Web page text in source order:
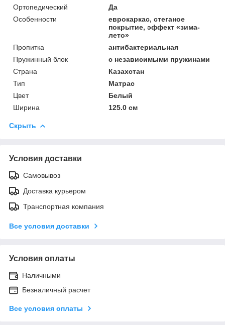
Ортопедический
Да
Особенности
еврокаркас, стеганое
покрытие, эффект «зима-
лето»
Пропитка
антибактериальная
Пружинный блок
с независимыми пружинами
Страна
Казахстан
Тип
Матрас
Цвет
Белый
Ширина
125.0 см
Скрыть
Условия доставки
Самовывоз
Доставка курьером
Транспортная компания
Все условия доставки
Условия оплаты
Наличными
Безналичный расчет
Все условия оплаты